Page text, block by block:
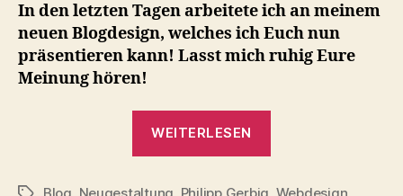
In den letzten Tagen arbeitete ich an meinem
neuen Blogdesign, welches ich Euch nun
präsentieren kann! Lasst mich ruhig Eure
Meinung hören!
WEITERLESEN